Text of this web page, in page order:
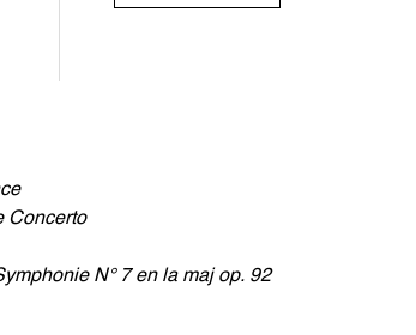
Concerto
N° 7 en la maj op. 92